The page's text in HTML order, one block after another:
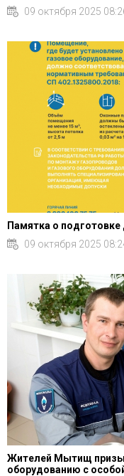
09 октября 2025
Памятка о подготовке
09 октября 2025
Жителей Мытищ
оборудованию с